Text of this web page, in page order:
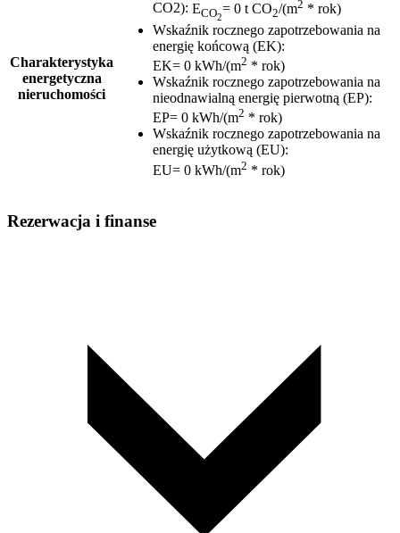
Charakterystyka
energetyczna
nieruchomości
CO2): ECO2
= 0 t CO2/(m2 * rok)
Wskaźnik rocznego zapotrzebowania na
energię końcową (EK):
EK= 0 kWh/(m2 * rok)
Wskaźnik rocznego zapotrzebowania na
nieodnawialną energię pierwotną (EP):
EP= 0 kWh/(m2 * rok)
Wskaźnik rocznego zapotrzebowania na
energię użytkową (EU):
EU= 0 kWh/(m2 * rok)
Rezerwacja i finanse